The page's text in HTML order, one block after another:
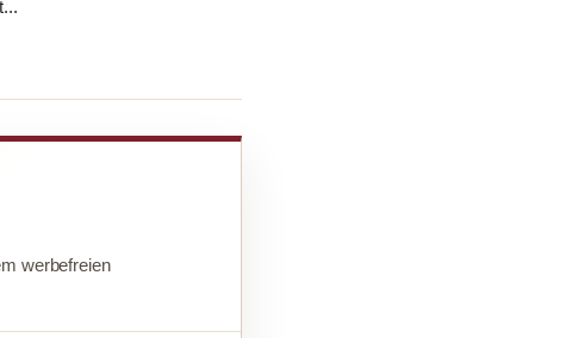
werbefreien